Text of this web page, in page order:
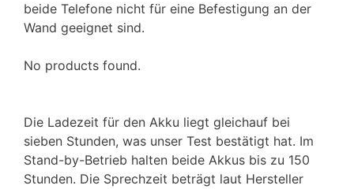
beide Telefone nicht für eine Befestigung an der
Wand geeignet sind.
No products found.
Die Ladezeit für den Akku liegt gleichauf bei
sieben Stunden, was unser Test bestätigt hat. Im
Stand-by-Betrieb halten beide Akkus bis zu 150
Stunden. Die Sprechzeit beträgt laut Hersteller